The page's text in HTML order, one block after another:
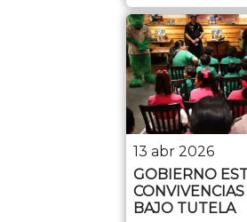
13 abr 2026
GOBIERNO
BAJO TUTELA